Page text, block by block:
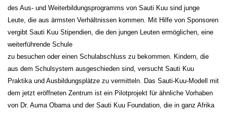
des Aus- und Weiterbildungsprogramms von Sauti Kuu sind junge
Leute, die aus ärmsten Verhältnissen kommen. Mit Hilfe von Sponsoren
vergibt Sauti Kuu Stipendien, die den jungen Leuten ermöglichen, eine
weiterführende Schule
zu besuchen oder einen Schulabschluss zu bekommen. Kindern, die
aus dem Schulsystem ausgeschieden sind, versucht Sauti Kuu
Praktika und Ausbildungsplätze zu vermitteln. Das Sauti-Kuu-Modell mit
dem jetzt eröffneten Zentrum ist ein Pilotprojekt für ähnliche Vorhaben
von Dr. Auma Obama und der Sauti Kuu Foundation, die in ganz Afrika